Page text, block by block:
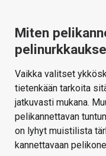
Miten
Vaikka valitset
tietenkään tarkoita
jatkuvasti mukana.
pelikannettavan
on lyhyt muistilista
kannettavaan